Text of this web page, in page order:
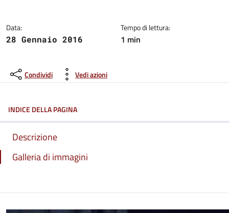
Data:
28 Gennaio 2016
Tempo di lettura:
1 min
Condividi Vedi azioni
INDICE DELLA PAGINA
Descrizione
Galleria di immagini